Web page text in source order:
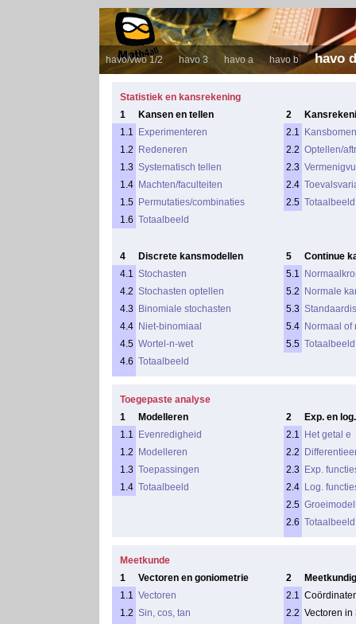
havo/vwo 1/2 havo 3 havo a havo b havo d
Statistiek en kansrekening
1
Kansen en tellen 2
1.1
Experimenteren 2.1
Kansbomen
1.2
Redeneren 2.2 Optellen/
1.3 Systematisch tellen 2.3
1.4
Machten/faculteiten 2.4
1.5
Permutaties/combinaties 2.5 Totaalbeeld
1.6 Totaalbeeld
4 Discrete kansmodellen 5
Continue
4.1 Stochasten 5.1
4.2 Stochasten optellen 5.2
Normale
4.3
Binomiale stochasten 5.3
4.4
Niet-binomiaal 5.4
Normaal of
4.5 Wortel-n-wet 5.5 Totaalbeeld
4.6 Totaalbeeld
Toegepaste analyse
1
Modelleren 2
Exp. en
1.1
Evenredigheid 2.1
Het getal e
1.2
Modelleren 2.2
1.3 Toepassingen 2.3
Exp.
1.4 Totaalbeeld 2.4
Log.
2.5
2.6 Totaalbeeld
Meetkunde
1
Vectoren en goniometrie 2
1.1 Vectoren 2.1
1.2 Sin, cos, tan 2.2 Vectoren in